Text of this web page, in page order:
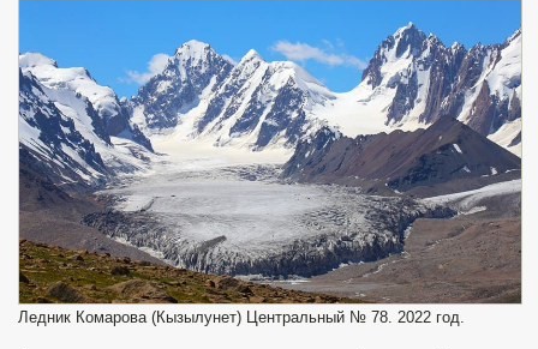
Ледник Комарова (Кызылунет) Центральный № 78. 2022 год.